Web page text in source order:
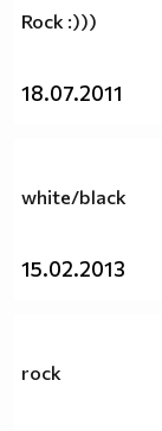
Rock :)))
18.07.2011
white/black
15.02.2013
rock